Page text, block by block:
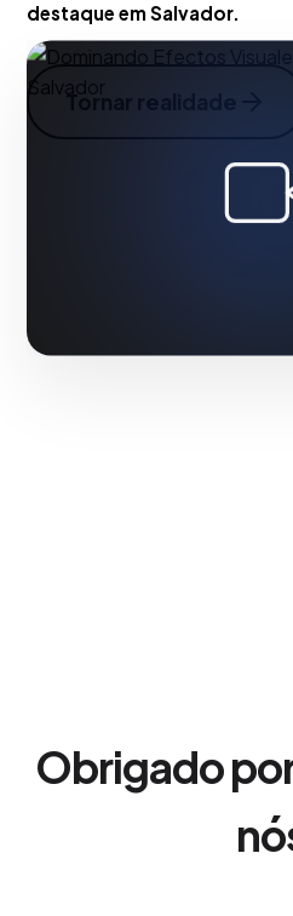
destaque em Salvador.
Tornar realidade
Obrigado